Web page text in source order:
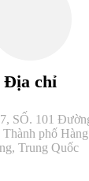
Địa chỉ
SỐ. 101
phố
Trung Quốc